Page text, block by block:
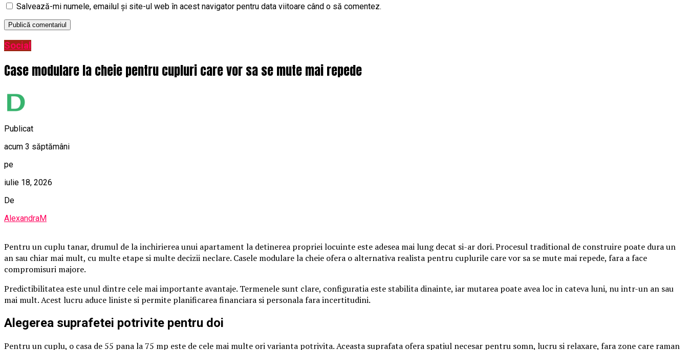
Salvează-mi numele, emailul și site-ul web în acest navigator pentru data viitoare când o să comentez.
Social
Case modulare la cheie pentru cupluri care vor sa se mute mai repede
Publicat
acum 3 săptămâni
pe
iulie 18, 2026
De
AlexandraM
Pentru un cuplu tanar, drumul de la inchirierea unui apartament la detinerea propriei locuinte este adesea mai lung decat si-ar dori. Procesul traditional de construire poate dura un
an sau chiar mai mult, cu multe etape si multe decizii neclare. Casele modulare la cheie ofera o alternativa realista pentru cuplurile care vor sa se mute mai repede, fara a face
compromisuri majore.
Predictibilitatea este unul dintre cele mai importante avantaje. Termenele sunt clare, configuratia este stabilita dinainte, iar mutarea poate avea loc in cateva luni, nu intr-un an sau
mai mult. Acest lucru aduce liniste si permite planificarea financiara si personala fara incertitudini.
Alegerea suprafetei potrivite pentru doi
Pentru un cuplu, o casa de 55 pana la 75 mp este de cele mai multe ori varianta potrivita. Aceasta suprafata ofera spatiul necesar pentru somn, lucru si relaxare, fara zone care raman